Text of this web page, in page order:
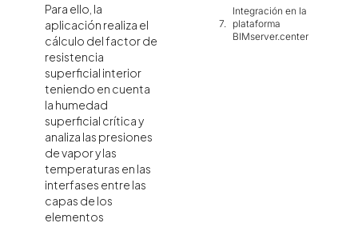
Integración en la
plataforma
BIMserver.center
Para ello, la
aplicación realiza el
cálculo del factor de
resistencia
superficial interior
teniendo en cuenta
la humedad
superficial crítica y
analiza las presiones
de vapor y las
temperaturas en las
interfases entre las
capas de los
elementos